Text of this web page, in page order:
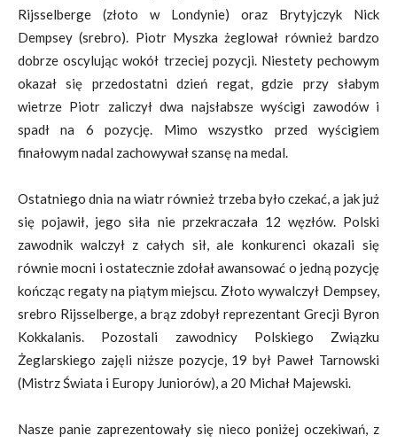
Rijsselberge (złoto w Londynie) oraz Brytyjczyk Nick
Dempsey (srebro). Piotr Myszka żeglował również bardzo
dobrze oscylując wokół trzeciej pozycji. Niestety pechowym
okazał się przedostatni dzień regat, gdzie przy słabym
wietrze Piotr zaliczył dwa najsłabsze wyścigi zawodów i
spadł na 6 pozycję. Mimo wszystko przed wyścigiem
finałowym nadal zachowywał szansę na medal.
Ostatniego dnia na wiatr również trzeba było czekać, a jak już
się pojawił, jego siła nie przekraczała 12 węzłów. Polski
zawodnik walczył z całych sił, ale konkurenci okazali się
równie mocni i ostatecznie zdołał awansować o jedną pozycję
kończąc regaty na piątym miejscu. Złoto wywalczył Dempsey,
srebro Rijsselberge, a brąz zdobył reprezentant Grecji Byron
Kokkalanis. Pozostali zawodnicy Polskiego Związku
Żeglarskiego zajęli niższe pozycje, 19 był Paweł Tarnowski
(Mistrz Świata i Europy Juniorów), a 20 Michał Majewski.
Nasze panie zaprezentowały się nieco poniżej oczekiwań, z